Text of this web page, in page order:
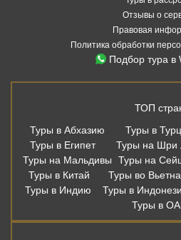
Осуществляет наш
Как
Туры в
Отзывы о
ТОП
Туры в Абхазию
Туры в
Туры в Египет
Туры на Шри
Туры на